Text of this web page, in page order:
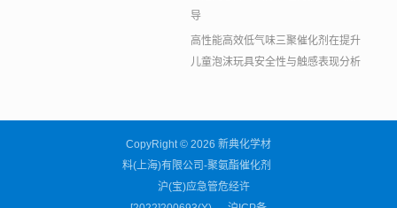
导
高性能高效低气味三聚催化剂在提升
儿童泡沫玩具安全性与触感表现分析
CopyRight © 2026 新典化学材
料(上海)有限公司-聚氨酯催化剂
沪(宝)应急管危经许